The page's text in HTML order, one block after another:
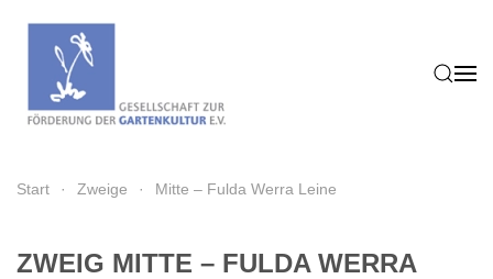
Zum Hauptinhalt springen
Start Zweige Mitte – Fulda Werra Leine
ZWEIG MITTE – FULDA WERRA